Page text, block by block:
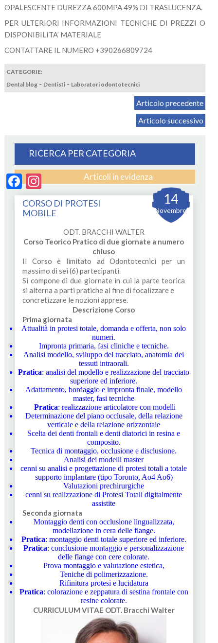
OPALESCENTE DUREZZA 600MPA 49% DI TRASLUCENZA.
PER ULTERIORI INFORMAZIONI TECNICHE DI PREZZI O
DISPONIBILITA’ MATERIALE
CONTATTARE IL NUMERO +390266809724
CATEGORIE:
Dental blog - Dentisti - Laboratori odontotecnici
Articolo precedente
Articolo successivo
RICERCA PER CATEGORIA
Facebook
InstagramArticoli in evidenza
14
Novembre
CORSO DI PROTESI
MOBILE
ODT. BRACCHI WALTER
Corso Teorico Pratico di due giornate a numero
chiuso
Il Corso è limitato ad Odontotecnici per un
massimo di sei (6) partecipanti.
Si compone di due giornate in cui la parte teorica
si alterna a parti pratiche al fine di focalizzare e
concretizzare le nozioni apprese.
Descrizione Corso
Prima giornata
Attualità in protesi totale, domanda e offerta, non solo
numeri.
Impronta primaria, fasi cliniche e tecniche.
Analisi modello, sviluppo del tracciato, anatomia dei
tessuti intraorali.
Pratica: analisi del modello e realizzazione del tracciato
superiore ed inferiore.
Adattamento, bordaggio e impronta finale, modello
master, fasi tecniche
Pratica: realizzazione articolatore con modelli
Determinazione del piano occlusale, della relazione
verticale e della relazione orizzontale
Scelta dei denti frontali e denti diatorici in resina e
composito.
Tecnica di montaggio, occlusione e disclusione.
Analisi dei modelli master
cenni su analisi e progettazione di protesi totali a totale
supporto implantare (tipo Toronto, Ao4 Ao6)
Valutazioni prechirurgiche
cenni su realizzazione di Protesi Totali digitalmente
assistite
Seconda giornata
Montaggio denti con occlusione lingualizzata,
modellazione in cera delle flange.
Pratica: montaggio denti totale superiore ed inferiore.
Pratica: conclusione montaggio e personalizzazione
delle flange con cere colorate.
Prova montaggio e valutazione estetica,
Teniche di polimerizzazione.
Rifinitura protesi e lucidatura
Pratica: colorazione e zeppatura di sestina frontale con
resine colorate.
CURRICULUM VITAE ODT. Bracchi Walter